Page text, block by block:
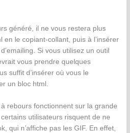
généré, il ne vous restera plus
en le copiant-collant, puis à l’insérer
Si vous utilisez un outil
vous prendre quelques
suffit d’insérer où vous le
un bloc html.
rebours fonctionnent sur la grande
utilisateurs risquent de ne
qui n’affiche pas les GIF. En effet,